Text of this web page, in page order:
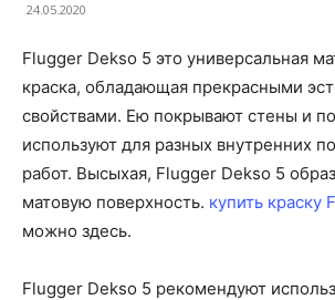
24.05.2020
Flugger Dekso 5 это универсальная
краска, обладающая прекрасными
свойствами. Ею покрывают стены и
используют для разных внутренних
работ. Высыхая, Flugger Dekso 5
матовую поверхность. купить краску
можно здесь.
Flugger Dekso 5 рекомендуют